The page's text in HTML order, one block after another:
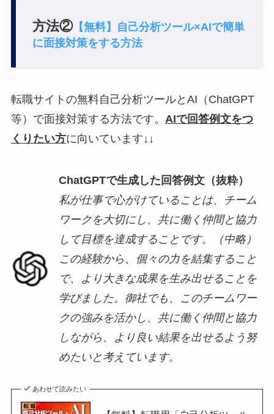
方法②【無料】自己分析ツール×AIで簡単
に面接対策をする方法
転職サイトの無料自己分析ツールとAI（ChatGPT
等）で面接対策する方法です。 AIで回答例文をつ
くりたい方に向いています↓↓
ChatGPTで生成した回答例文（抜粋）
私が仕事で心がけていることは、チーム
ワークを大切にし、共に働く仲間と協力
して目標を達成することです。（中略）
この経験から、個々の力を結集すること
で、より大きな成果を生み出せることを
学びました。御社でも、このチームワー
クの強みを活かし、共に働く仲間と協力
しながら、より良い結果を出せるよう努
めたいと考えています。
あわせて読みたい